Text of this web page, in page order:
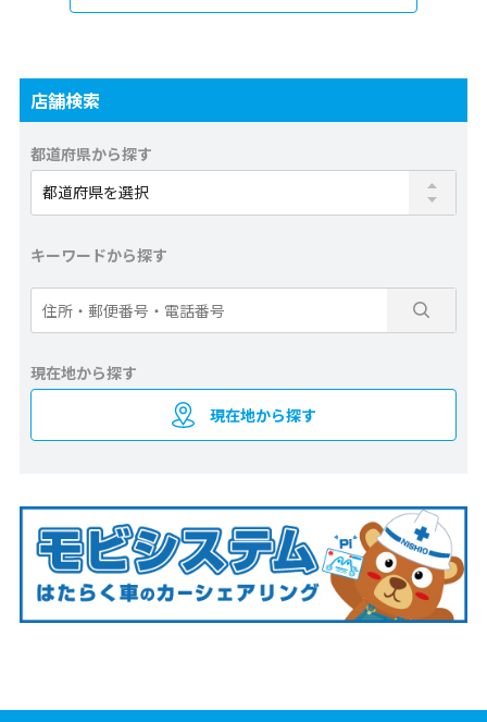
店舗検索
都道府県から探す
キーワードから探す
現在地から探す
現在地から探す